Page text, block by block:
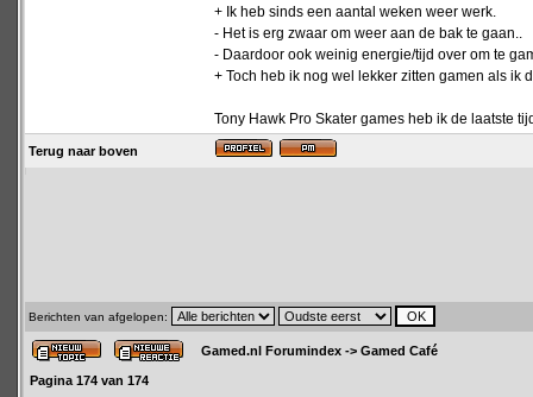
+ Ik heb sinds een aantal weken weer werk.
- Het is erg zwaar om weer aan de bak te gaan..
- Daardoor ook weinig energie/tijd over om te
+ Toch heb ik nog wel lekker zitten gamen als ik
Tony Hawk Pro Skater games heb ik de laatste
Terug naar boven
Berichten van afgelopen:
Gamed.nl Forumindex -> Gamed Café
Pagina 174 van 174